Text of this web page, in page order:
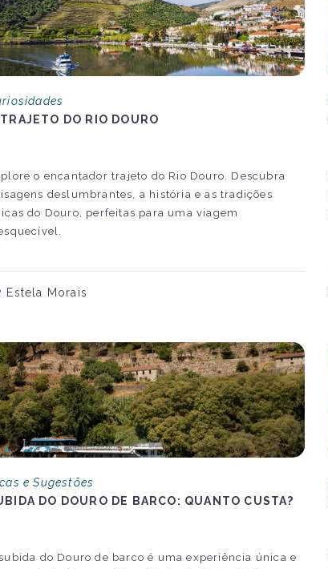
DO RIO DOURO
o encantador trajeto do Rio Douro. Descubra
deslumbrantes, a história e as tradições
do Douro, perfeitas para uma viagem
Estela Morais
e Sugestões
DO DOURO DE BARCO: QUANTO CUSTA?
do Douro de barco é uma experiência única e